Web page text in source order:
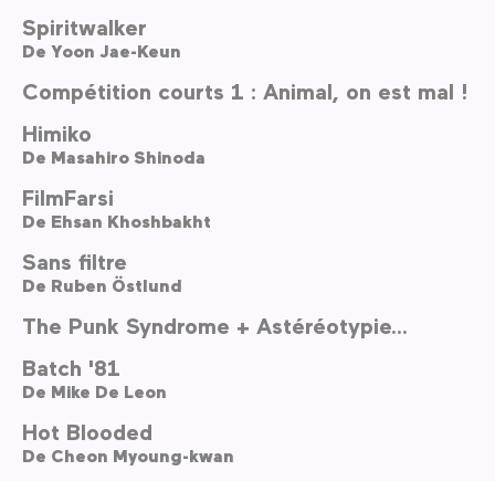
Spiritwalker
De Yoon Jae-Keun
Compétition courts 1 : Animal, on est mal !
Himiko
De Masahiro Shinoda
FilmFarsi
De Ehsan Khoshbakht
Sans filtre
De Ruben Östlund
The Punk Syndrome + Astéréotypie…
Batch '81
De Mike De Leon
Hot Blooded
De Cheon Myoung-kwan